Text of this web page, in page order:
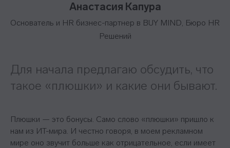
Анастасия Капура
Основатель и HR бизнес-партнер в BUY MIND, Бюро HR
Решений
Для начала предлагаю обсудить, что
такое «плюшки» и какие они бывают.
Плюшки — это бонусы. Само слово «плюшки» пришло к
нам из ИТ-мира. И честно говоря, в моем рекламном
мире оно звучит больше как отрицательное, если имеет